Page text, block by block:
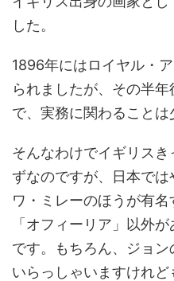
した。
1896年にはロイヤル・
られましたが、その半
で、実務に関わることは
そんなわけでイギリス
ずなのですが、日本で
ワ・ミレーのほうが有
「オフィーリア」以外
です。もちろん、ジョ
いらっしゃいますけれど